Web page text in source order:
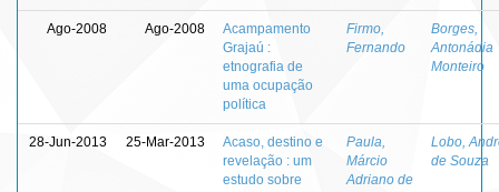
Ago-2008 Ago-2008
Acampamento
Grajaú :
etnografia de
uma ocupação
política
Firmo,
Fernando
Borges,
Antonádia
Monteiro
28-Jun-2013 25-Mar-2013
Acaso, destino e
revelação : um
estudo sobre
Paula,
Márcio
Adriano de
Lobo,
de Souza